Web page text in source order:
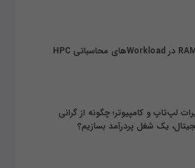
لپ‌تاپ و کامپیوتر؛ چگونه از گرانی
یک شغل پردرآمد بسازیم؟